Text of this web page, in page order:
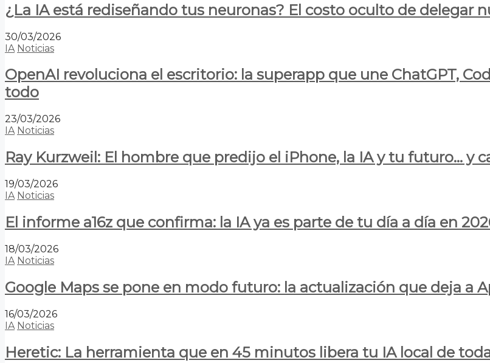
¿La IA está rediseñando tus neuronas? El costo oculto de delegar
30/03/2026
IA Noticias
OpenAI revoluciona el escritorio: la superapp que une ChatGPT,
todo
23/03/2026
IA Noticias
Ray Kurzweil: El hombre que predijo el iPhone, la IA y tu futuro… y
19/03/2026
IA Noticias
El informe a16z que confirma: la IA ya es parte de tu día a día en
18/03/2026
IA Noticias
Google Maps se pone en modo futuro: la actualización que deja a
16/03/2026
IA Noticias
Heretic: La herramienta que en 45 minutos libera tu IA local de